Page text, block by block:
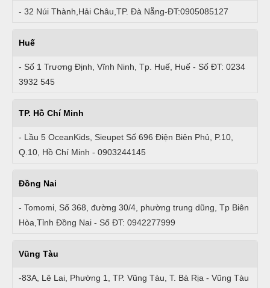
- 32 Núi Thành,Hải Châu,TP. Đà Nẵng-ĐT:0905085127
Huế
- Số 1 Trương Định, Vĩnh Ninh, Tp. Huế, Huế - Số ĐT: 0234
3932 545
TP. Hồ Chí Minh
- Lầu 5 OceanKids, Sieupet Số 696 Điện Biên Phủ, P.10,
Q.10, Hồ Chí Minh - 0903244145
Đồng Nai
- Tomomi, Số 368, đường 30/4, phường trung dũng, Tp Biên
Hòa,Tỉnh Đồng Nai - Số ĐT: 0942277999
Vũng Tàu
-83A, Lê Lai, Phường 1, TP. Vũng Tàu, T. Bà Rịa - Vũng Tàu